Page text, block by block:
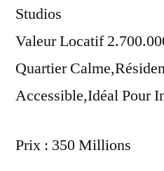
Studios
Valeur Locatif
Quartier
Accessible,Idéal Pour
Prix : 350 Millions